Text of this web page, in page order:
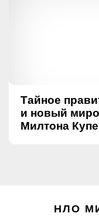
Тайное
и новый
Милтона
НЛО